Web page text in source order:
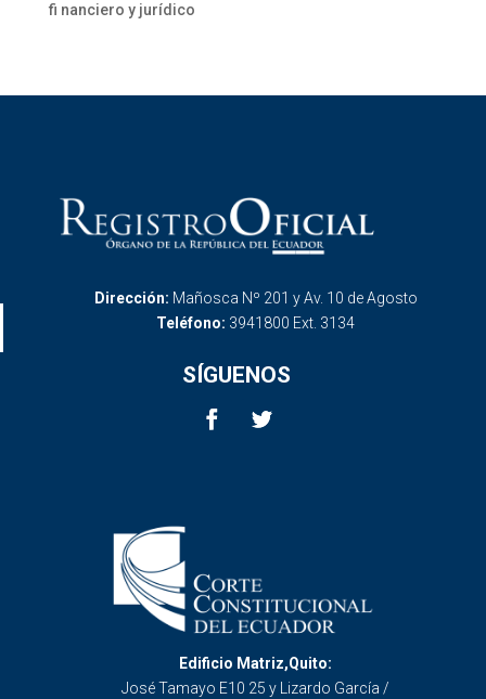
fi nanciero y jurídico
Dirección: Mañosca Nº 201 y Av. 10 de Agosto
Teléfono: 3941800 Ext. 3134
SÍGUENOS
Edificio Matriz,Quito:
José Tamayo E10 25 y Lizardo García /